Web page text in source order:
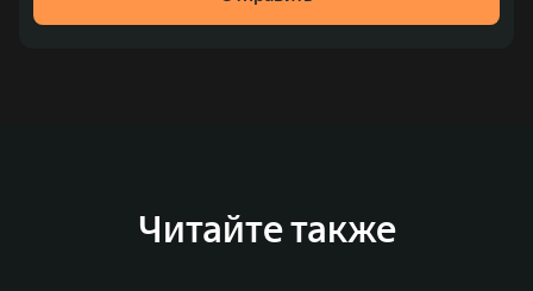
место по объёмам продаж пикапов в Китае. На
зарубежных – в России, Таиланде, Бразилии и Индии, а
Читайте также